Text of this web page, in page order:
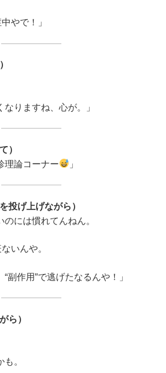
やで！」
りますね、心が。」
）
理論コーナー
」
投げ上げながら）
のには慣れてんねん。
いんや。
副作用”で逃げたなるんや！」
ら）
。